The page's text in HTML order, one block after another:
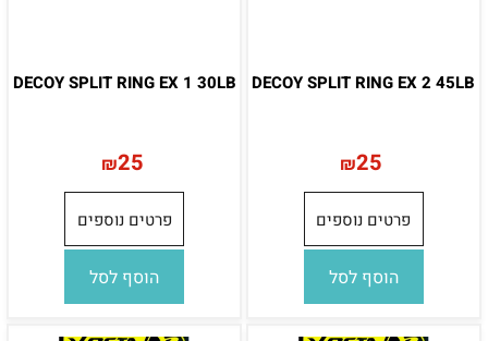
DECOY SPLIT RING EX 2 45LB
₪25
פרטים נוספים
הוסף לסל
DECOY SPLIT RING EX 1 30LB
₪25
פרטים נוספים
הוסף לסל